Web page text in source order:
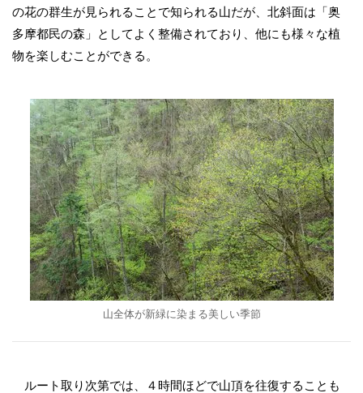
の花の群生が見られることで知られる山だが、北斜面は「奥
多摩都民の森」としてよく整備されており、他にも様々な植
物を楽しむことができる。
山全体が新緑に染まる美しい季節
ルート取り次第では、４時間ほどで山頂を往復することも